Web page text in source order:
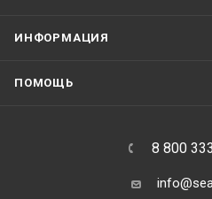
ИНФОРМАЦИЯ
ПОМОЩЬ
8 800